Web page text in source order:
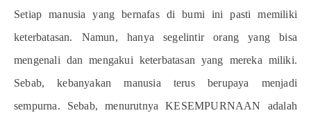
Setiap manusia yang bernafas di bumi ini pasti memiliki
keterbatasan. Namun, hanya segelintir orang yang bisa
mengenali dan mengakui keterbatasan yang mereka miliki.
Sebab, kebanyakan manusia terus berupaya menjadi
sempurna. Sebab, menurutnya KESEMPURNAAN adalah